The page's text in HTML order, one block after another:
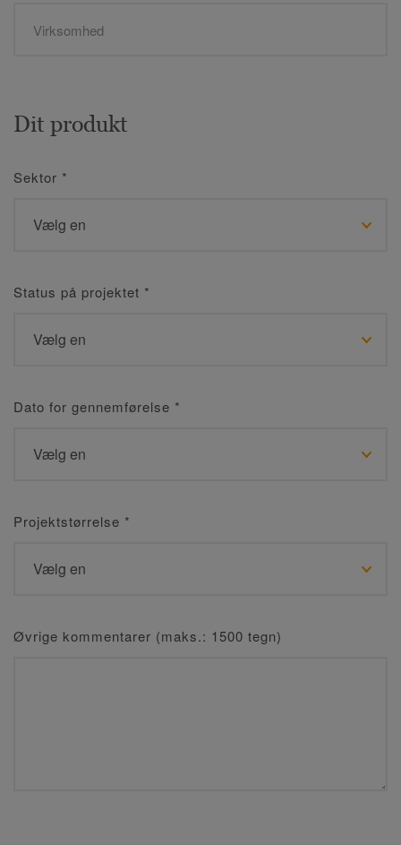
Dit produkt
Sektor *
Status på projektet *
Dato for gennemførelse *
Projektstørrelse *
Øvrige kommentarer (maks.: 1500 tegn)